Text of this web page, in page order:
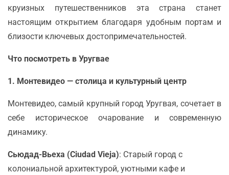
круизных путешественников эта страна станет
настоящим открытием благодаря удобным портам и
близости ключевых достопримечательностей.
Что посмотреть в Уругвае
1. Монтевидео — столица и культурный центр
Монтевидео, самый крупный город Уругвая, сочетает в
себе историческое очарование и современную
динамику.
Сьюдад-Вьеха (Ciudad Vieja): Старый город с
колониальной архитектурой, уютными кафе и